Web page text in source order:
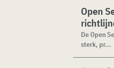
Open
De Open
sterk, pr...